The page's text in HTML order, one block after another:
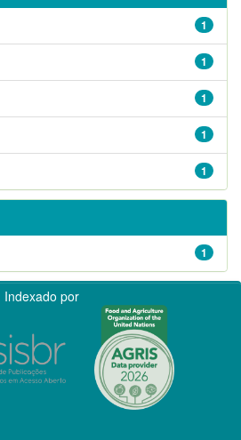
1
1
1
1
1
1
Indexado por